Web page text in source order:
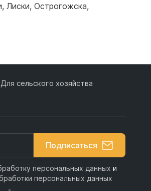
, Лиски, Острогожска,
Для сельского хозяйства
Подписаться
персональных данных и
персональных данных